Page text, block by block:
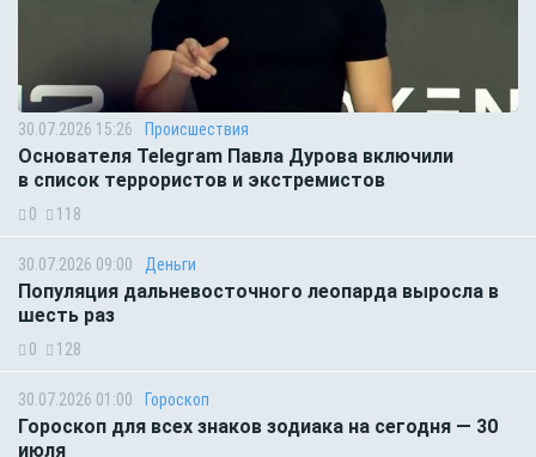
30.07.2026 15:26 Происшествия
Основателя Telegram Павла Дурова включили
в список террористов и экстремистов
0 118
30.07.2026 09:00 Деньги
Популяция дальневосточного леопарда выросла в
шесть раз
0 128
30.07.2026 01:00 Гороскоп
Гороскоп для всех знаков зодиака на сегодня — 30
июля